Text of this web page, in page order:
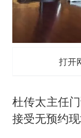
打开
杜传太主任
接受无预约现